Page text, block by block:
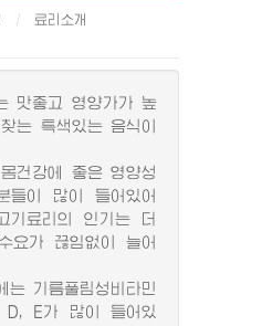
료리소개
맛좋고 영양가가 높
는 특색있는 음식이
건강에 좋은 영양성
들이 많이 들어있어
기료리의 인기는 더
요가 끊임없이 늘어
기름풀림성비타민
D, E가 많이 들어있